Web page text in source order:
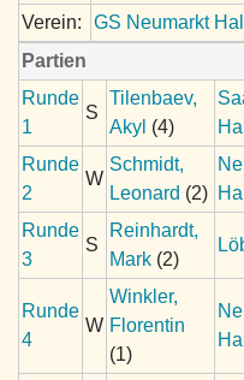
Verein:
GS Neumarkt
Partien
Runde
1
S
Tilenbaev,
Akyl (4)
Runde
2
W
Schmidt,
Leonard (2)
Runde
3
S
Reinhardt,
Mark(2)
Runde
4
W
Winkler,
Florentin
(1)